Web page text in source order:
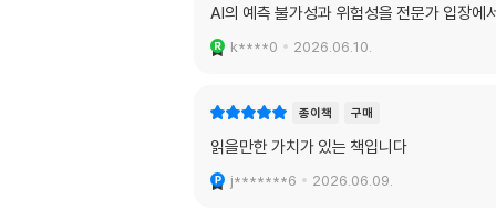
AI의 예측 불가성과 위험성을 전문가 입장에
k****0 2026.06.10.
종이책 구매
읽을만한 가치가 있는 책입니다
j*******6 2026.06.09.